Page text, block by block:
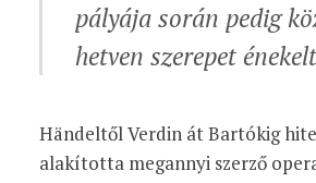
pályája során pedig
hetven szerepet
Händeltől Verdin át Bartókig
alakította megannyi szerző